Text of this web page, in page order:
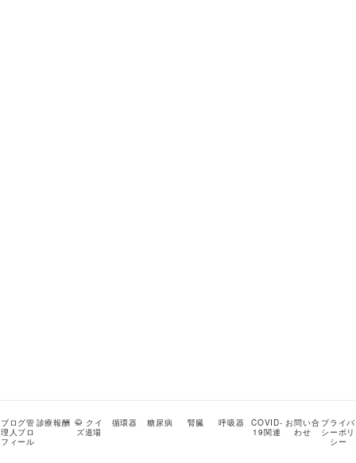
ブログ管
理人プロ
フィール
診療報酬 🥋 クイ
ズ道場
循環器 糖尿病 腎臓 呼吸器
COVID-
19関連
お問い合
わせ
プライバ
シーポリ
シー